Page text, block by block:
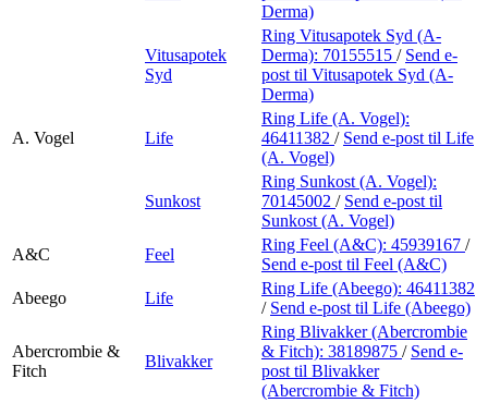
Derma)
Vitusapotek
Syd
Ring Vitusapotek Syd (A-
Derma): 70155515 / Send e-
post til Vitusapotek Syd (A-
Derma)
A. Vogel Life
Ring Life (A. Vogel):
46411382 / Send e-post til Life
(A. Vogel)
Sunkost
Ring Sunkost (A. Vogel):
70145002 / Send e-post til
Sunkost (A. Vogel)
A&C
Feel
Ring Feel (A&C): 45939167 /
Send e-post til Feel (A&C)
Abeego
Life
Ring Life (Abeego): 46411382
/ Send e-post til Life (Abeego)
Abercrombie &
Fitch
Blivakker
Ring Blivakker (Abercrombie
& Fitch): 38189875 / Send e-
post til Blivakker
(Abercrombie & Fitch)